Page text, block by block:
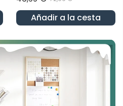
Añadir a la cesta